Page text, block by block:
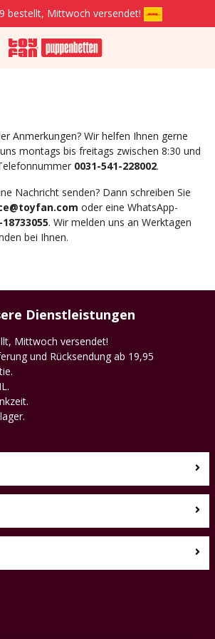
bestellt, Mittwoch versendet!
Anmerkungen? Wir helfen Ihnen gerne
montags bis freitags zwischen 8:30 und
0031-541-228002.
Nachricht senden? Dann schreiben Sie
oder eine WhatsApp-
. Wir melden uns an Werktagen
bei Ihnen.
Dienstleistungen
Mittwoch versendet!
und Rücksendung ab 19,95